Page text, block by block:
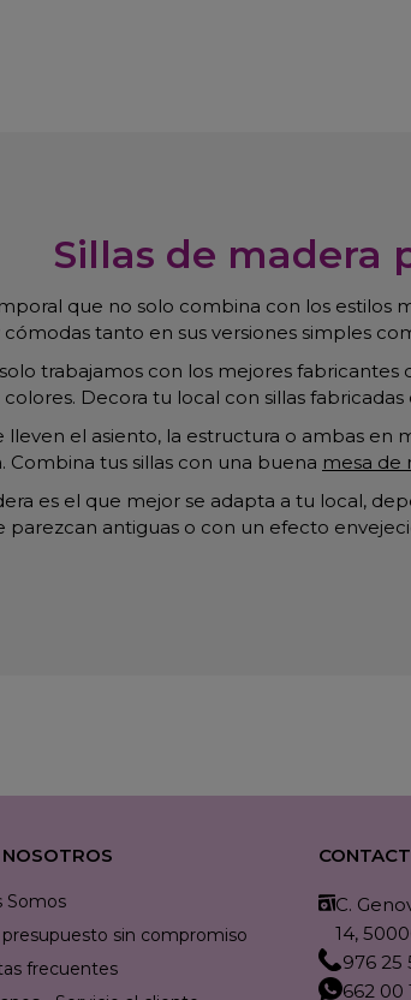
Sillas de madera
que no solo combina con los estilos
tanto en sus versiones simples
trabajamos con los mejores
Decora tu local con sillas
el asiento, la estructura o ambas
Combina tus sillas con una buena mesa de
es el que mejor se adapta a tu local,
antiguas o con un efecto
Somos
presupuesto sin compromiso
frecuentes
C.
14,
976 25
662 00